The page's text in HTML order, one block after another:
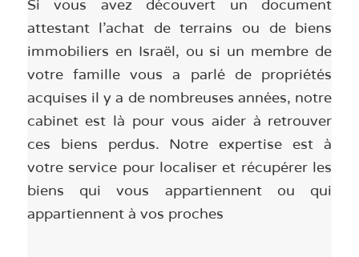
Si vous avez découvert un document
attestant l’achat de terrains ou de biens
immobiliers en Israël, ou si un membre de
votre famille vous a parlé de propriétés
acquises il y a de nombreuses années, notre
cabinet est là pour vous aider à retrouver
ces biens perdus. Notre expertise est à
votre service pour localiser et récupérer les
biens qui vous appartiennent ou qui
appartiennent à vos proches